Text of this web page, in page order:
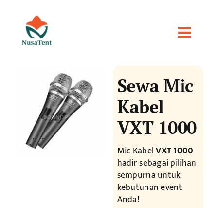
content
Toggle
Package
Product
Gallery
Contact
Sewa Mic
Kabel
VXT 1000
Mic KabelVXT 1000
hadir sebagai pilihan
sempurna untuk
kebutuhan event
Anda!